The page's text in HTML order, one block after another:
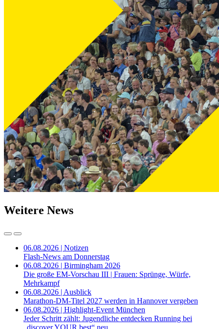
Weitere News
06.08.2026 | Notizen
Flash-News am Donnerstag
06.08.2026 | Birmingham 2026
Die große EM-Vorschau III | Frauen: Sprünge, Würfe,
Mehrkampf
06.08.2026 | Ausblick
Marathon-DM-Titel 2027 werden in Hannover vergeben
06.08.2026 | Highlight-Event München
Jeder Schritt zählt: Jugendliche entdecken Running bei